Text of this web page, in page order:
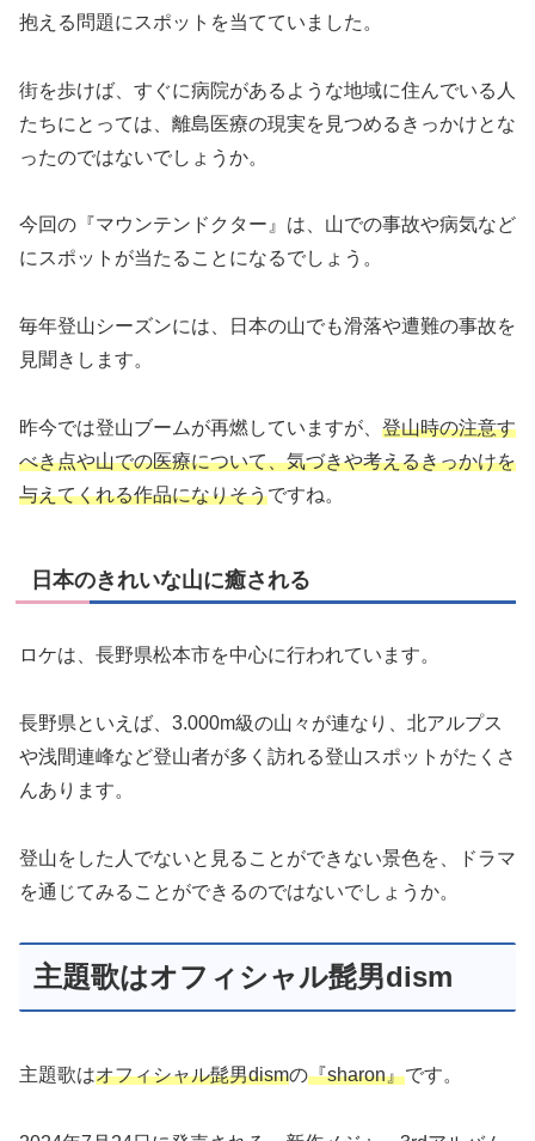
抱える問題にスポットを当てていました。
街を歩けば、すぐに病院があるような地域に住んでいる人
たちにとっては、離島医療の現実を見つめるきっかけとな
ったのではないでしょうか。
今回の『マウンテンドクター』は、山での事故や病気など
にスポットが当たることになるでしょう。
毎年登山シーズンには、日本の山でも滑落や遭難の事故を
見聞きします。
昨今では登山ブームが再燃していますが、 登山時の注意す
べき点や山での医療について、気づきや考えるきっかけを
与えてくれる作品になりそうですね。
日本のきれいな山に癒される
ロケは、長野県松本市を中心に行われています。
長野県といえば、3.000m級の山々が連なり、北アルプス
や浅間連峰など登山者が多く訪れる登山スポットがたくさ
んあります。
登山をした人でないと見ることができない景色を、ドラマ
を通じてみることができるのではないでしょうか。
主題歌はオフィシャル髭男dism
主題歌はオフィシャル髭男dismの『sharon』です。